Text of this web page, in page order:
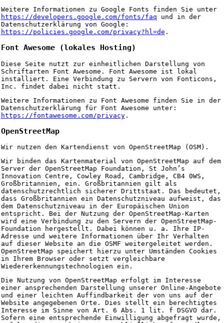
Weitere Informationen zu Google Fonts finden Sie unter
https://developers.google.com/fonts/faq und in der
Datenschutzerklärung von Google:
https://policies.google.com/privacy?hl=de .
Font Awesome (lokales Hosting)
Diese Seite nutzt zur einheitlichen Darstellung von
Schriftarten Font Awesome. Font Awesome ist lokal
installiert. Eine Verbindung zu Servern von Fonticons,
Inc. findet dabei nicht statt.
Weitere Informationen zu Font Awesome finden Sie in der
Datenschutzerklärung für Font Awesome unter:
https://fontawesome.com/privacy.
OpenStreetMap
Wir nutzen den Kartendienst von OpenStreetMap (OSM).
Wir binden das Kartenmaterial von OpenStreetMap auf dem
Server der OpenStreetMap Foundation, St John’s
Innovation Centre, Cowley Road, Cambridge, CB4 0WS,
Großbritannien, ein. Großbritannien gilt als
datenschutzrechtlich sicherer Drittstaat. Das bedeutet,
dass Großbritannien ein Datenschutzniveau aufweist, das
dem Datenschutzniveau in der Europäischen Union
entspricht. Bei der Nutzung der OpenStreetMap-Karten
wird eine Verbindung zu den Servern der OpenStreetMap-
Foundation hergestellt. Dabei können u. a. Ihre IP-
Adresse und weitere Informationen über Ihr Verhalten
auf dieser Website an die OSMF weitergeleitet werden.
OpenStreetMap speichert hierzu unter Umständen Cookies
in Ihrem Browser oder setzt vergleichbare
Wiedererkennungstechnologien ein.
Die Nutzung von OpenStreetMap erfolgt im Interesse
einer ansprechenden Darstellung unserer Online-Angebote
und einer leichten Auffindbarkeit der von uns auf der
Website angegebenen Orte. Dies stellt ein berechtigtes
Interesse im Sinne von Art. 6 Abs. 1 lit. f DSGVO dar.
Sofern eine entsprechende Einwilligung abgefragt wurde,